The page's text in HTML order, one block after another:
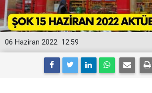
12:59
06 Haziran 2022